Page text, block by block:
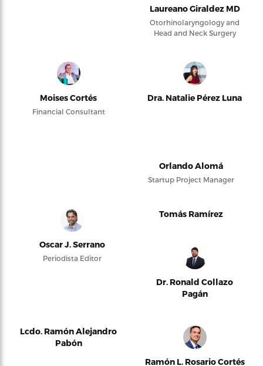
Laureano Giraldez MD
Otorhinolaryngology and
Head and Neck Surgery
Moises Cortés
Financial Consultant
Dra. Natalie Pérez Luna
Orlando Alomá
Startup Project Manager
Oscar J. Serrano
Periodista Editor
Tomás Ramírez
Dr. Ronald Collazo
Pagán
Lcdo. Ramón Alejandro
Pabón
Ramón L. Rosario Cortés